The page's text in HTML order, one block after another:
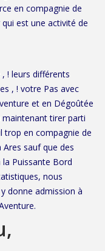
en compagnie de
qui est une activité de
! leurs différents
, ! votre Pas avec
et en Dégoûtée
maintenant tirer parti
trop en compagnie de
sauf que des
la Puissante Bord
nous
donne admission à